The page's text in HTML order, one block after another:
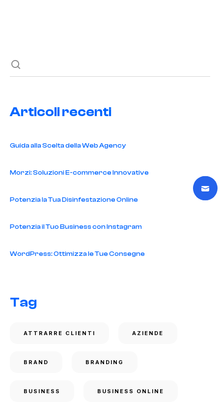
Articoli recenti
Guida alla Scelta della Web Agency
Morzi: Soluzioni E-commerce Innovative
Potenzia la Tua Disinfestazione Online
Potenzia il Tuo Business con Instagram
WordPress: Ottimizza le Tue Consegne
Tag
ATTRARRE CLIENTI AZIENDE
BRAND BRANDING
BUSINESS BUSINESS ONLINE